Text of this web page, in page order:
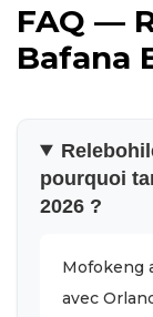
FAQ —
Bafana
pourquoi
2026 ?
Mofokeng
avec